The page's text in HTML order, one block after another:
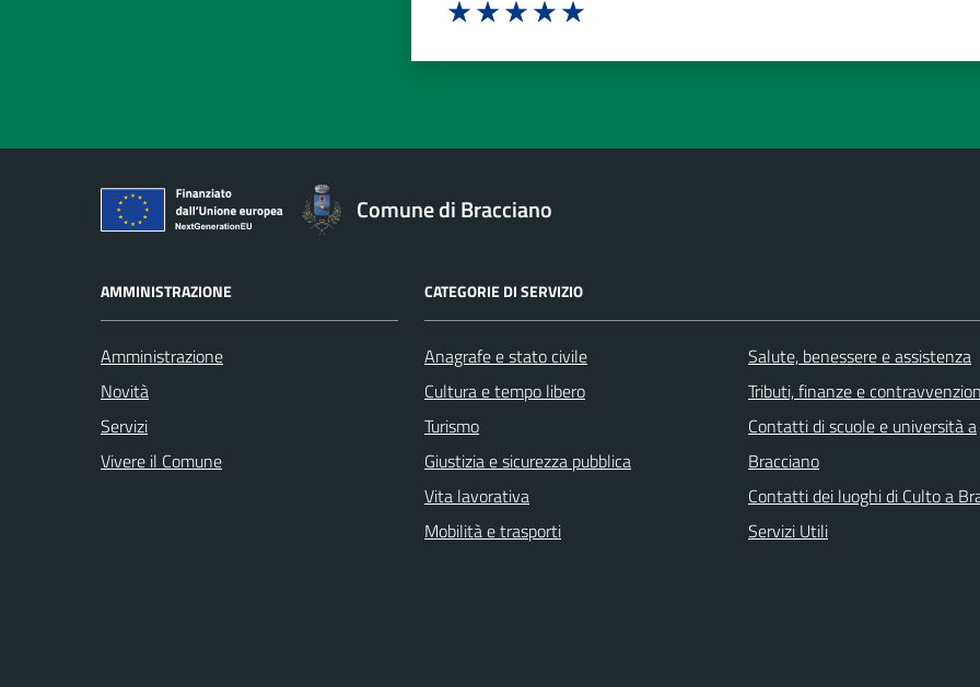
Comune di Bracciano
AMMINISTRAZIONE
Amministrazione
Novità
Servizi
Vivere il Comune
CATEGORIE DI SERVIZIO
Anagrafe e stato civile
Cultura e tempo libero
Turismo
Giustizia e sicurezza pubblica
Vita lavorativa
Mobilità e trasporti
Salute, benessere e assistenza
Tributi, finanze e
Contatti di scuole e università a
Bracciano
Contatti dei luoghi di Culto a
Servizi Utili